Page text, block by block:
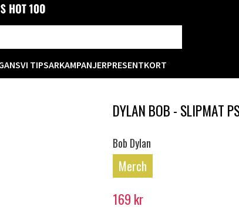
VI TIPSARKAMPANJERPRESENTKORT
DYLAN BOB - SLIPMAT
Bob Dylan
Merch
169 kr